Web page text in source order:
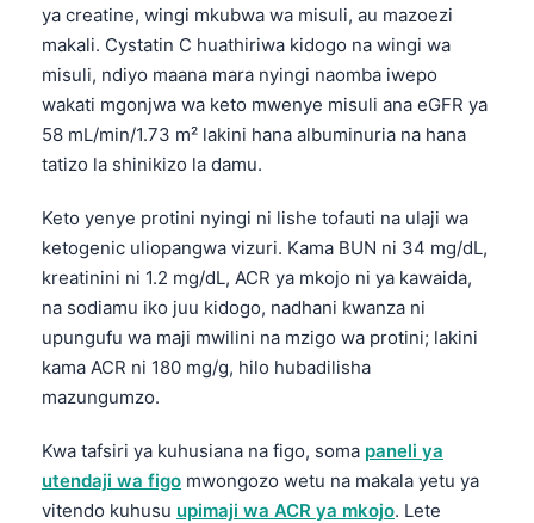
ya creatine, wingi mkubwa wa misuli, au mazoezi
makali. Cystatin C huathiriwa kidogo na wingi wa
misuli, ndiyo maana mara nyingi naomba iwepo
wakati mgonjwa wa keto mwenye misuli ana eGFR ya
58 mL/min/1.73 m² lakini hana albuminuria na hana
tatizo la shinikizo la damu.
Keto yenye protini nyingi ni lishe tofauti na ulaji wa
ketogenic uliopangwa vizuri. Kama BUN ni 34 mg/dL,
kreatinini ni 1.2 mg/dL, ACR ya mkojo ni ya kawaida,
na sodiamu iko juu kidogo, nadhani kwanza ni
upungufu wa maji mwilini na mzigo wa protini; lakini
kama ACR ni 180 mg/g, hilo hubadilisha
mazungumzo.
Kwa tafsiri ya kuhusiana na figo, soma paneli ya
utendaji wa figo mwongozo wetu na makala yetu ya
vitendo kuhusu upimaji wa ACR ya mkojo. Lete
Ελληνικά
Türkçe
Română
简体中文
فارسی
Dansk
Nederlands
हिन्दी
Bahasa Indonesia
Հայերեն
Íslenska
Српски језик